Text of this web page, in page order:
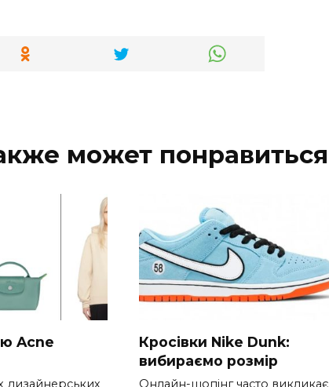
может понравиться
Acne
дизайнерських
Кросівки Nike Dunk:
вибираємо розмір
Онлайн-шопінг часто викликає